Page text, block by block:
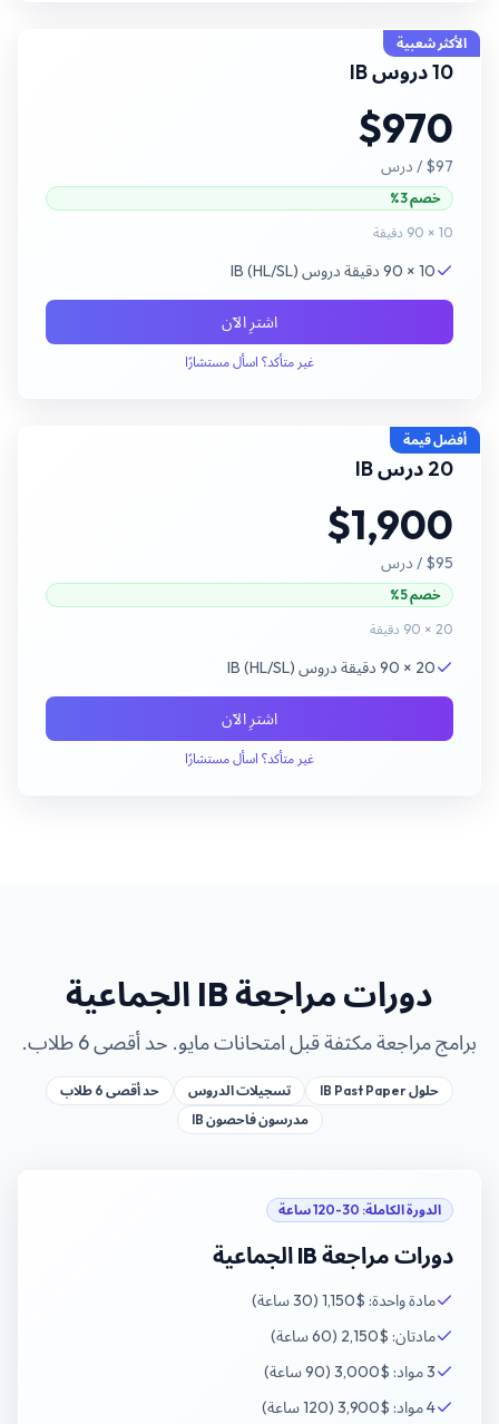
الأكثر شعبية
10 دروس IB
$970
$97 / درس
خصم 3%
10 × 90 دقيقة
10 × 90 دقيقة دروس IB (HL/SL)
اشترِ الآن
غير متأكد؟ اسأل مستشارًا
أفضل قيمة
20 درس IB
$1,900
$95 / درس
خصم 5%
20 × 90 دقيقة
20 × 90 دقيقة دروس IB (HL/SL)
اشترِ الآن
غير متأكد؟ اسأل مستشارًا
دورات مراجعة IB الجماعية
برامج مراجعة مكثفة قبل امتحانات مايو. حد أقصى 6 طلاب.
حلول IB Past Paper تسجيلات الدروس
حد أقصى 6 طلاب
مدرسون فاحصون IB
الدورة الكاملة: 30-120 ساعة
دورات مراجعة IB الجماعية
مادة واحدة: $1,150 (30 ساعة)
مادتان: $2,150 (60 ساعة)
3 مواد: $3,000 (90 ساعة)
4 مواد: $3,900 (120 ساعة)